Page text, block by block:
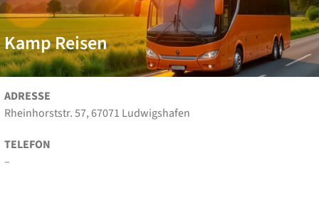
Kamp Reisen
ADRESSE
Rheinhorststr. 57, 67071 Ludwigshafen
TELEFON
–